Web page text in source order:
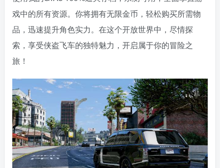
戏中的所有资源。你将拥有无限金币，轻松购买所需物
品，迅速提升角色实力。在这个开放世界中，尽情探
索，享受侠盗飞车的独特魅力，开启属于你的冒险之
旅！